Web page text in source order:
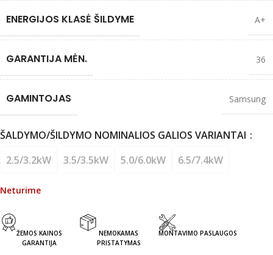
ENERGIJOS KLASĖ ŠILDYME A+
GARANTIJA MĖN. 36
GAMINTOJAS Samsung
ŠALDYMO/ŠILDYMO NOMINALIOS GALIOS VARIANTAI
2.5/3.2kW
3.5/3.5kW 5.0/6.0kW 6.5/7.4kW
Neturime
ŽEMOS KAINOS
GARANTIJA
NEMOKAMAS
PRISTATYMAS
MONTAVIMO PASLAUGOS